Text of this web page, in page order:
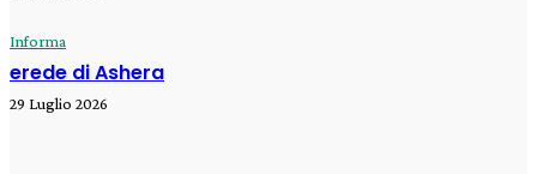
Informa
erede di Ashera
29 Luglio 2026